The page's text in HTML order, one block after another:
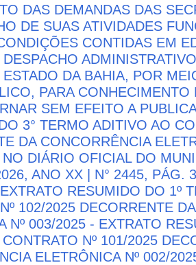
DAS DEMANDAS DAS
DE SUAS ATIVIDADES
CONTIDAS EM
DA BAHIA, POR
PARA
SEM EFEITO A
3° TERMO ADITIVO AO
DA CONCORRÊNCIA
DIÁRIO OFICIAL DO
ANO XX | N° 2445, PÁG.
RESUMIDO DO 1º
102/2025 DECORRENTE
Nº 003/2025 - EXTRATO
Nº 101/2025
ELETRÔNICA Nº 002/